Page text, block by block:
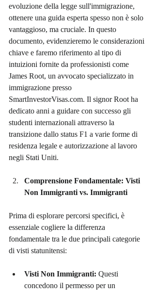
evoluzione della legge sull'immigrazione,
ottenere una guida esperta spesso non è solo
vantaggioso, ma cruciale. In questo
documento, evidenzieremo le considerazioni
chiave e faremo riferimento al tipo di
intuizioni fornite da professionisti come
James Root, un avvocato specializzato in
immigrazione presso
SmartInvestorVisas.com. Il signor Root ha
dedicato anni a guidare con successo gli
studenti internazionali attraverso la
transizione dallo status F1 a varie forme di
residenza legale e autorizzazione al lavoro
negli Stati Uniti.
Comprensione Fondamentale: Visti
Non Immigranti vs. Immigranti
Prima di esplorare percorsi specifici, è
essenziale cogliere la differenza
fondamentale tra le due principali categorie
di visti statunitensi:
Visti Non Immigranti: Questi
concedono il permesso per un